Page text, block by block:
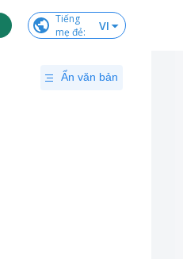
Tiếng
mẹ đẻ: VI
Ẩn văn bản